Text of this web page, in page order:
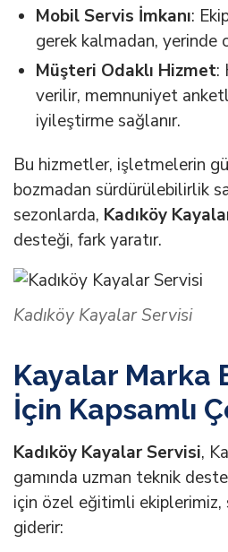
Mobil Servis İmkanı:
gerek kalmadan, yerinde
Müşteri Odaklı Hizmet:
verilir, memnuniyet
iyileştirme sağlanır.
Bu hizmetler, işletmelerin
bozmadan sürdürülebilirlik
sezonlarda, Kadıköy
desteği, fark yaratır.
Kadıköy Kayalar Servisi
Kayalar Marka
İçin Kapsamlı
Kadıköy Kayalar Servisi,
gamında uzman teknik
için özel eğitimli ekiplerimiz,
giderir: